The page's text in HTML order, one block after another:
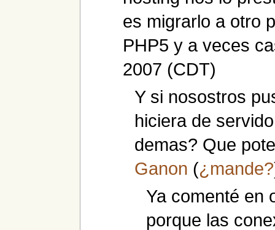
es migrarlo a otro
PHP5 y a veces
2007 (CDT)
Y si nosostros
hiciera de
demas? Que
Ganon (¿mande?
Ya comenté en
porque las